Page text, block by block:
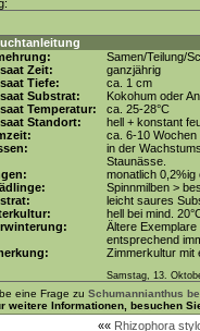
Samen/Teilung/
Zeit:
ganzjährig
Tiefe:
ca. 1 cm
Substrat:
Kokohum oder
Temperatur:
ca. 25-28°C
Standort:
hell + konstant
ca. 6-10 Wochen
in der
Staunässe.
monatlich
Spinnmilben >
leicht saures
hell bei mind.
Ältere
entsprechend
Zimmerkultur mit
Samstag, 13.
eine Frage zu Schumannianthus
weitere Informationen, besuchen
«« Rhizophora